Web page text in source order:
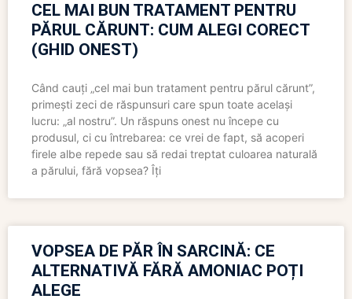
CEL MAI BUN TRATAMENT PENTRU
PĂRUL CĂRUNT: CUM ALEGI CORECT
(GHID ONEST)
Când cauți „cel mai bun tratament pentru părul cărunt”,
primești zeci de răspunsuri care spun toate același
lucru: „al nostru”. Un răspuns onest nu începe cu
produsul, ci cu întrebarea: ce vrei de fapt, să acoperi
firele albe repede sau să redai treptat culoarea naturală
a părului, fără vopsea? Îți
VOPSEA DE PĂR ÎN SARCINĂ: CE
ALTERNATIVĂ FĂRĂ AMONIAC POȚI
ALEGE